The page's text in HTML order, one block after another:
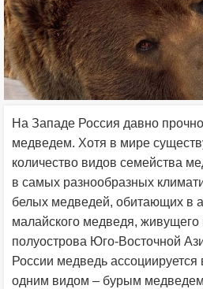
На Западе Россия давно
медведем. Хотя в мире
количество видов семейства
в самых разнообразных
белых медведей, обитающих в
малайского медведя, живущего
полуострова Юго-Восточной
России медведь
одним видом – бурым